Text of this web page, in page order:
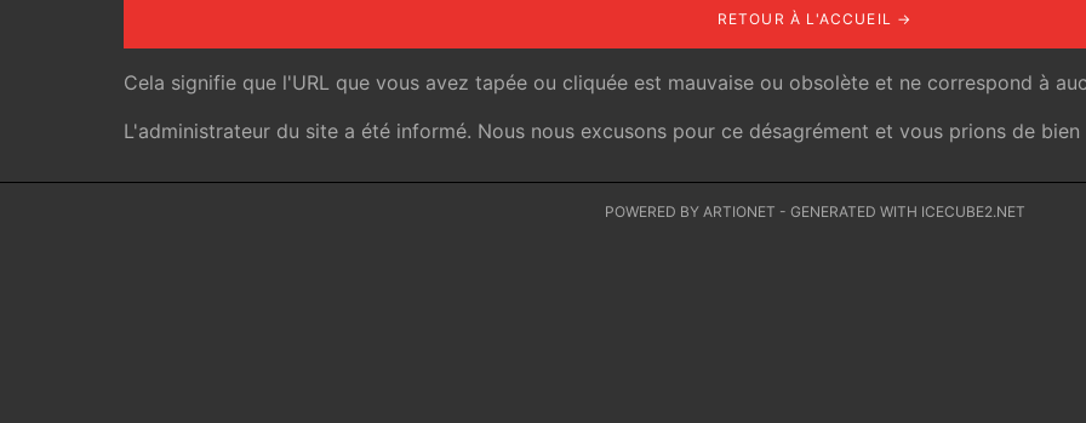
RETOUR À L'ACCUEIL →
Cela signifie que l'URL que vous avez tapée ou cliquée est mauvaise ou obsolète et ne correspond à
L'administrateur du site a été informé. Nous nous excusons pour ce désagrément et vous prions de
POWERED BY ARTIONET - GENERATED WITH ICECUBE2.NET